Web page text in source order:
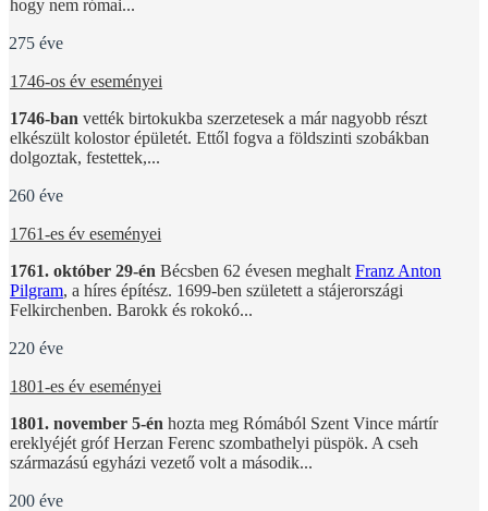
hogy nem római...
275 éve
1746-os év eseményei
1746-ban vették birtokukba szerzetesek a már nagyobb részt
elkészült kolostor épületét. Ettől fogva a földszinti szobákban
dolgoztak, festettek,...
260 éve
1761-es év eseményei
1761. október 29-én Bécsben 62 évesen meghalt Franz Anton
Pilgram, a híres építész. 1699-ben született a stájerországi
Felkirchenben. Barokk és rokokó...
220 éve
1801-es év eseményei
1801. november 5-én hozta meg Rómából Szent Vince mártír
ereklyéjét gróf Herzan Ferenc szombathelyi püspök. A cseh
származású egyházi vezető volt a második...
200 éve